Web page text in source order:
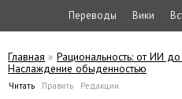
Переводы Вики
Вы здесь
Главная » Рациональность: от ИИ
Наслаждение обыденностью
Читать (активная вкладка)
Править Редакции